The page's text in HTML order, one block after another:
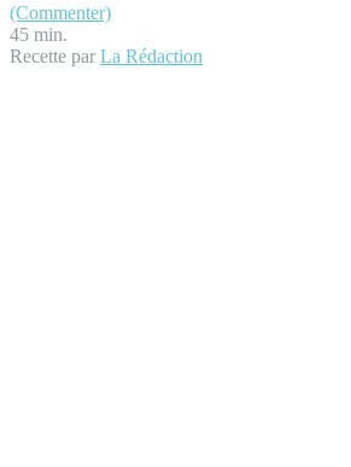
(Commenter)
45 min.
Recette par La Rédaction